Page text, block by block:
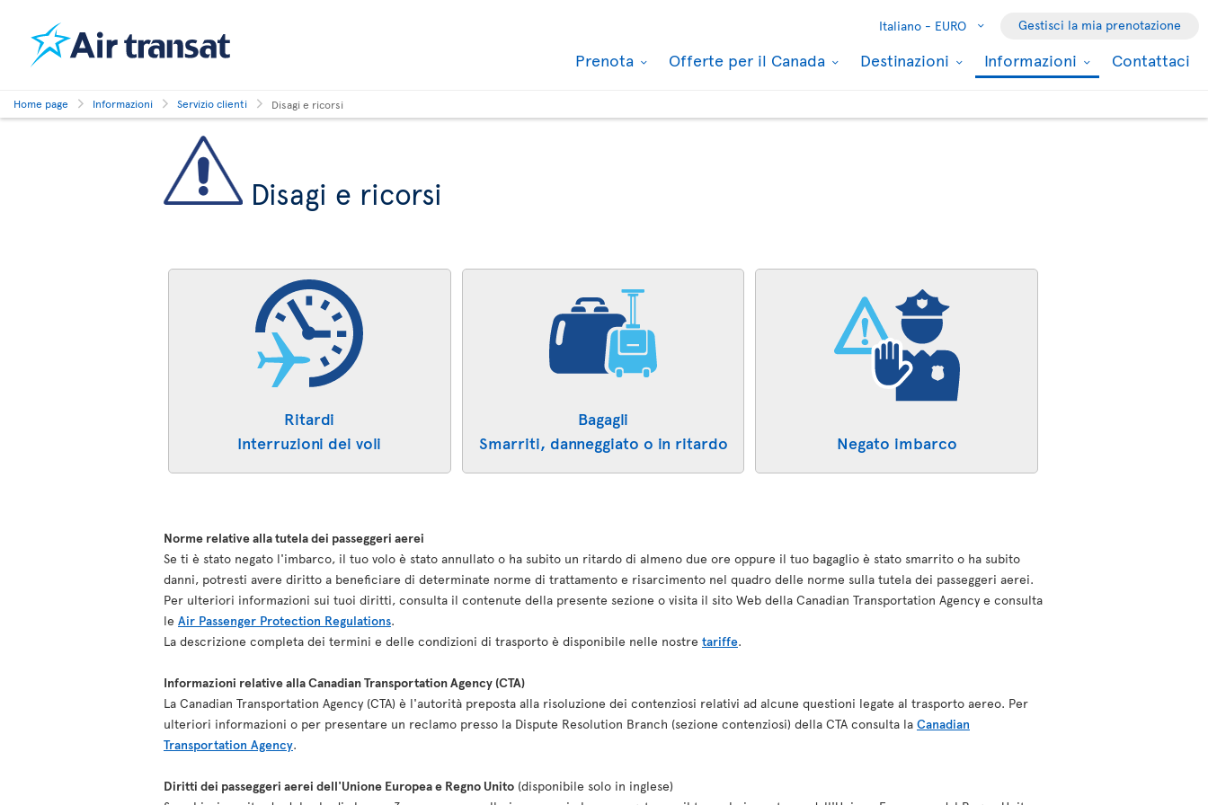
Italiano - EURO Gestisci la mia prenotazione
Prenota Offerte per il Canada Destinazioni Informazioni Contattaci
Home page Informazioni Servizio clienti Disagi e ricorsi
Disagi e ricorsi
Ritardi
Interruzioni dei voli
Bagagli
Smarriti, danneggiato o in ritardo
Negato imbarco
Norme relative alla tutela dei passeggeri aerei
Se ti è stato negato l'imbarco, il tuo volo è stato annullato o ha subito un ritardo di almeno due ore oppure il tuo bagaglio è stato smarrito o ha subito
danni, potresti avere diritto a beneficiare di determinate norme di trattamento e risarcimento nel quadro delle norme sulla tutela dei passeggeri aerei.
Per ulteriori informazioni sui tuoi diritti, consulta il contenute della presente sezione o visita il sito Web della Canadian Transportation Agency e consulta
le Air Passenger Protection Regulations.
La descrizione completa dei termini e delle condizioni di trasporto è disponibile nelle nostre tariffe.
Informazioni relative alla Canadian Transportation Agency (CTA)
La Canadian Transportation Agency (CTA) è l'autorità preposta alla risoluzione dei contenziosi relativi ad alcune questioni legate al trasporto aereo. Per
ulteriori informazioni o per presentare un reclamo presso la Dispute Resolution Branch (sezione contenziosi) della CTA consulta la Canadian
Transportation Agency.
Diritti dei passeggeri aerei dell'Unione Europea e Regno Unito (disponibile solo in inglese)